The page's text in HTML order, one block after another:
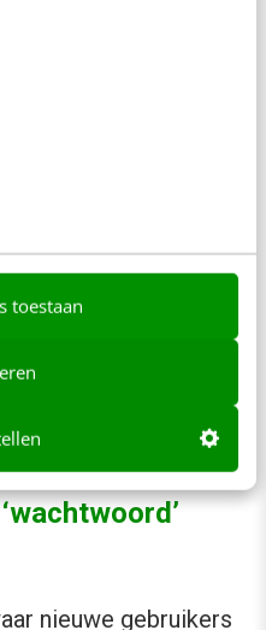
toestaan
waarom het veld niet juist
nieuwe gebruikers